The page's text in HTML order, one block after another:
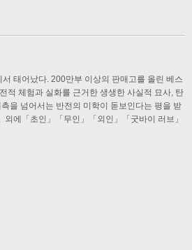
태어났다. 200만부 이상의 판매고를 올린 베스
적 체험과 실화를 근거한 생생한 사실적 묘사, 탄
을 넘어서는 반전의 미학이 돋보인다는 평을 받
에「초인」「무인」「외인」「굿바이 러브」